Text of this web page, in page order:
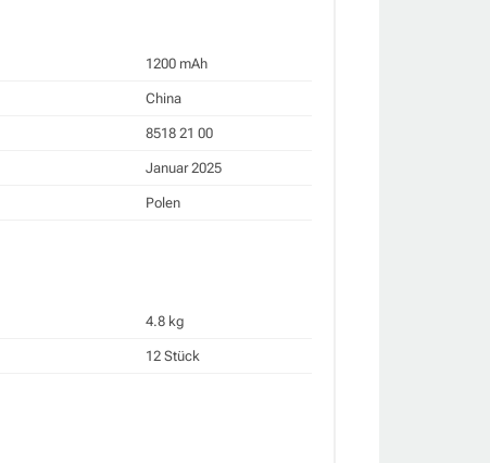
1200 mAh
China
8518 21 00
Januar 2025
Polen
4.8 kg
12 Stück